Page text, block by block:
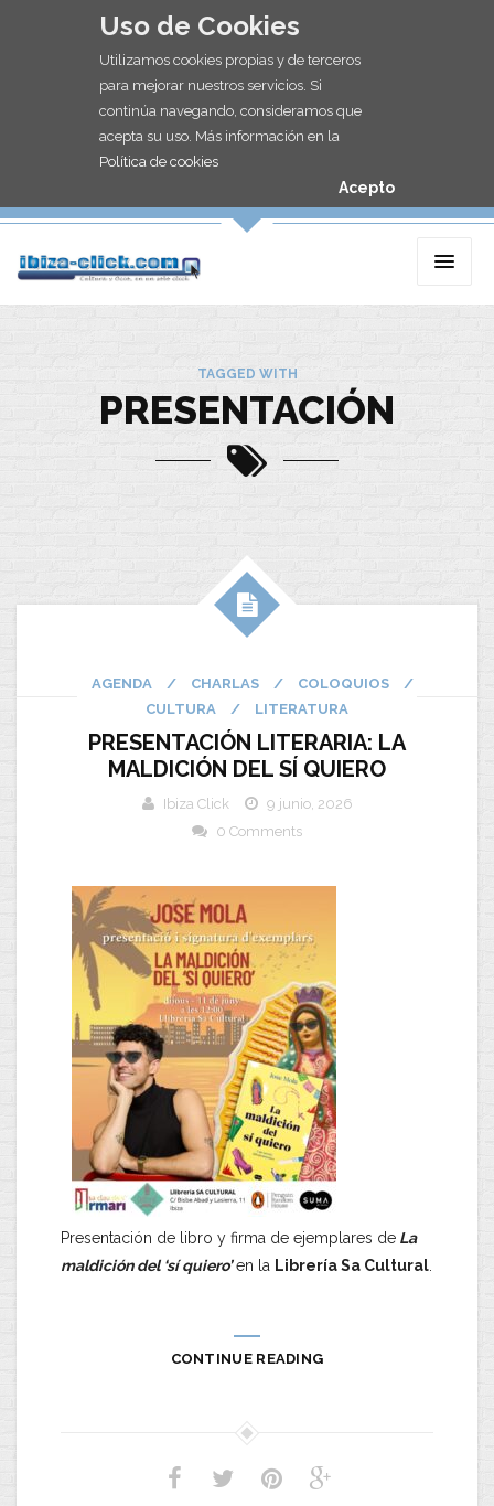
Uso de Cookies
Utilizamos cookies propias y de terceros
para mejorar nuestros servicios. Si
continúa navegando, consideramos que
acepta su uso. Más información en la
Política de cookies
Acepto
TAGGED WITH
PRESENTACIÓN
AGENDA / CHARLAS / COLOQUIOS
/
CULTURA
/ LITERATURA
PRESENTACIÓN LITERARIA: LA
MALDICIÓN DEL SÍ QUIERO
Ibiza Click
9 junio, 2026
0 Comments
Presentación de libro y firma de ejemplares de La
maldición del ‘sí quiero’ en la Librería Sa Cultural
CONTINUE READING